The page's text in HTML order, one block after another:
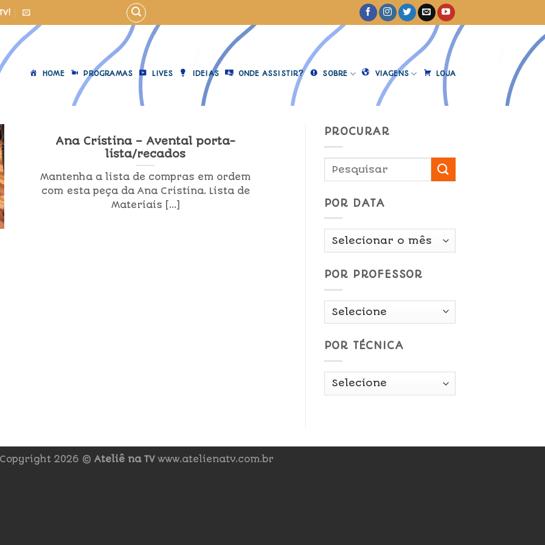
HOME PROGRAMAS LIVES IDEIAS ONDE ASSISTIR? SOBRE VIAGENS LOJA
Ana Cristina – Avental porta-
lista/recados
Mantenha a lista de compras em ordem
com esta peça da Ana Cristina. Lista de
Materiais [...]
PROCURAR
POR DATA
Por
POR PROFESSOR
POR TÉCNICA
Copyright 2026 © Ateliê na TVwww.atelienatv.com.br